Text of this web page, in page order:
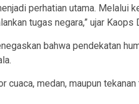
perhatian utama. Melalui
tugas negara,” ujar Kaops
bahwa pendekatan
medan, maupun